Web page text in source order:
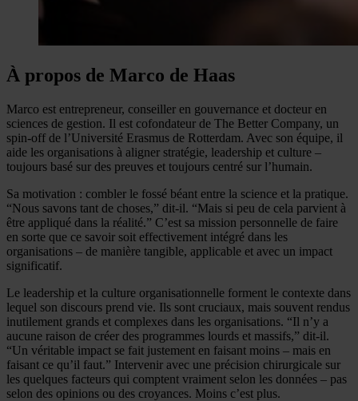
À propos de Marco de Haas
Marco est entrepreneur, conseiller en gouvernance et docteur en
sciences de gestion. Il est cofondateur de The Better Company, un
spin-off de l’Université Erasmus de Rotterdam. Avec son équipe, il
aide les organisations à aligner stratégie, leadership et culture –
toujours basé sur des preuves et toujours centré sur l’humain.
Sa motivation : combler le fossé béant entre la science et la pratique.
“Nous savons tant de choses,” dit-il. “Mais si peu de cela parvient à
être appliqué dans la réalité.” C’est sa mission personnelle de faire
en sorte que ce savoir soit effectivement intégré dans les
organisations – de manière tangible, applicable et avec un impact
significatif.
Le leadership et la culture organisationnelle forment le contexte dans
lequel son discours prend vie. Ils sont cruciaux, mais souvent rendus
inutilement grands et complexes dans les organisations. “Il n’y a
aucune raison de créer des programmes lourds et massifs,” dit-il.
“Un véritable impact se fait justement en faisant moins – mais en
faisant ce qu’il faut.” Intervenir avec une précision chirurgicale sur
les quelques facteurs qui comptent vraiment selon les données – pas
selon des opinions ou des croyances. Moins c’est plus.